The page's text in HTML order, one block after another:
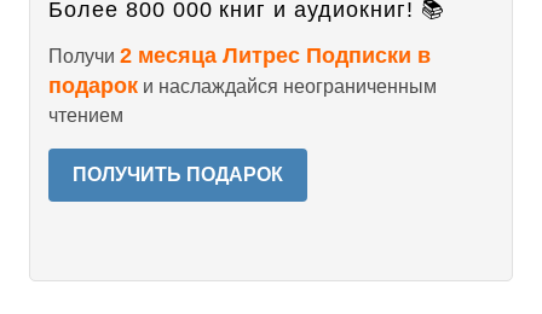
Более 800 000 книг и аудиокниг! 📚
Получи 2 месяца Литрес Подписки в
подарок и наслаждайся неограниченным
чтением
ПОЛУЧИТЬ ПОДАРОК